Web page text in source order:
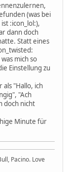
(was bei
:icon_lol:),
dann doch
Statt eines
mich so
Einstellung zu
"Hallo, ich
"Ach
doch nicht
Minute für
Pacino. Love